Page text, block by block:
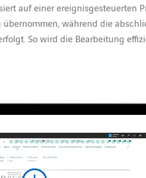
auf einer ereignisgesteuerten
während die
So wird die Bearbeitung